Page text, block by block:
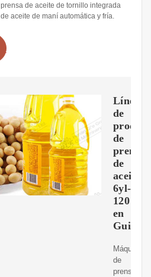
de aceite de tornillo integrada
aceite de maní automática y fría.
Línea
de
de
prensa
de
aceite
6yl-
120
en
Guinea
Máquina
de
prensado